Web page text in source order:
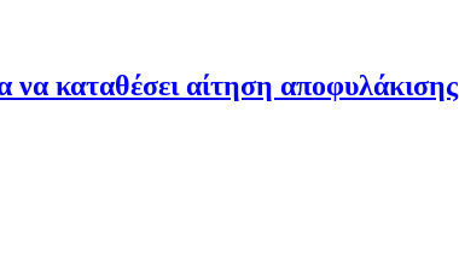
να καταθέσει αίτηση αποφυλάκισης